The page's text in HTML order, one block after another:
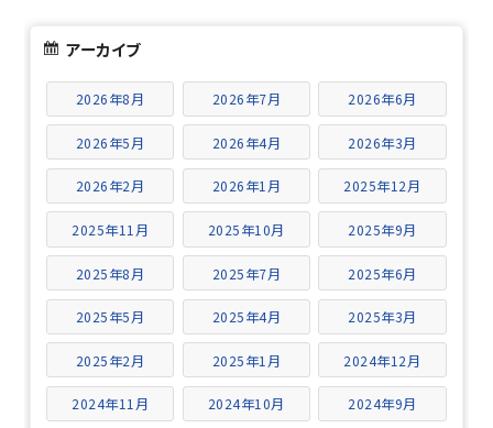
アーカイブ
2026年8月 2026年7月 2026年6月
2026年5月 2026年4月 2026年3月
2026年2月 2026年1月 2025年12月
2025年11月 2025年10月 2025年9月
2025年8月 2025年7月 2025年6月
2025年5月 2025年4月 2025年3月
2025年2月 2025年1月 2024年12月
2024年11月 2024年10月 2024年9月